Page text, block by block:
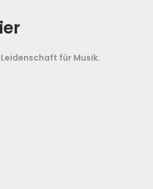
für Musik.